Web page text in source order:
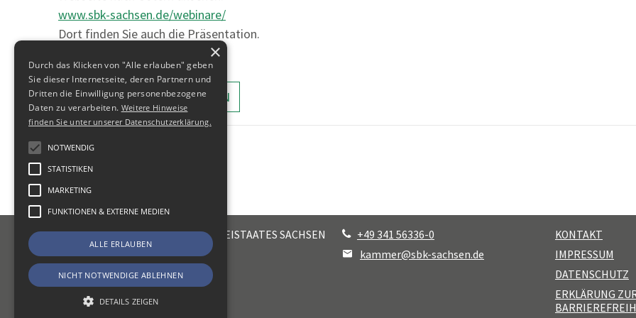
www.sbk-sachsen.de/webinare/
Dort finden Sie auch die Präsentation.
ALLE MELDUNGEN ANZEIGEN
STEUERBERATERKAMMER DES FREISTAATES SACHSEN
Emil-Fuchs-Str. 2
04105Leipzig
+49 341 56336-0
kammer@sbk-sachsen.de
KONTAKT
IMPRESSUM
DATENSCHUTZ
ERKLÄRUNG
×
Durch das Klicken von "Alle erlauben" geben
Sie dieser Internetseite, deren Partnern und
Dritten die Einwilligung personenbezogene
Daten zu verarbeiten. Weitere Hinweise
finden Sie unter unserer Datenschutzerklärung.
NOTWENDIG
STATISTIKEN
MARKETING
FUNKTIONEN & EXTERNE MEDIEN
ALLE ERLAUBEN
NICHT NOTWENDIGE ABLEHNEN
DETAILS ZEIGEN